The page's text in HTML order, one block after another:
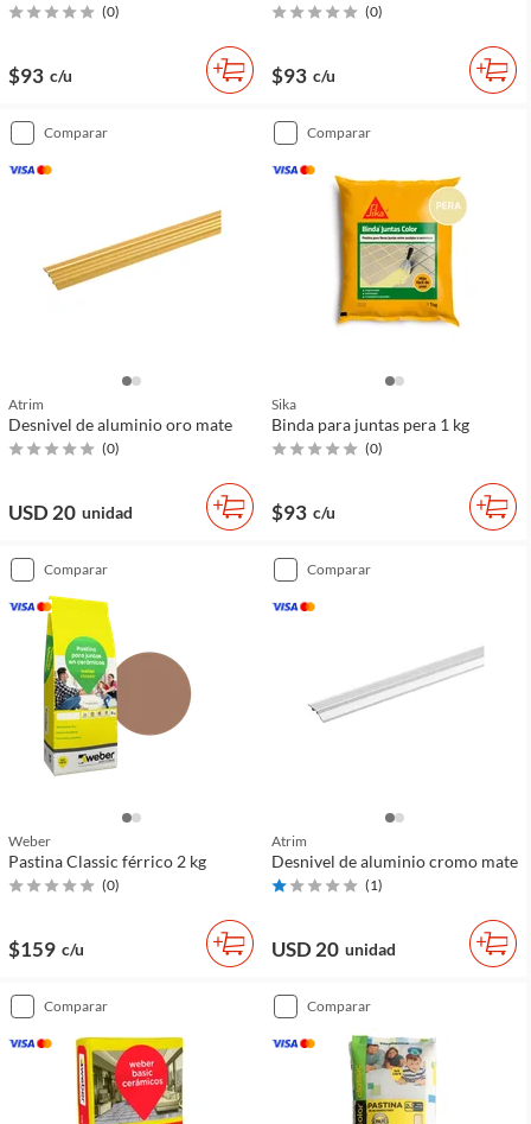
(0)
$93 c/u
(0)
$93 c/u
comparar
Atrim
Desnivel de aluminio oro mate
(0)
USD 20 unidad
comparar
Sika
Binda para juntas pera 1 kg
(0)
$93 c/u
comparar
Weber
Pastina Classic férrico 2 kg
(0)
$159 c/u
comparar
Atrim
Desnivel de aluminio cromo mate
(1)
USD 20 unidad
comparar comparar